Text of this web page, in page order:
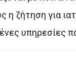
η ζήτηση για
υπηρεσίες